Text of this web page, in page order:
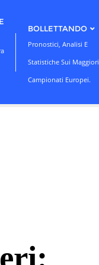
BOLLETTANDO
Pronostici, Analisi E
Statistiche Sui Maggiori
Campionati Europei.